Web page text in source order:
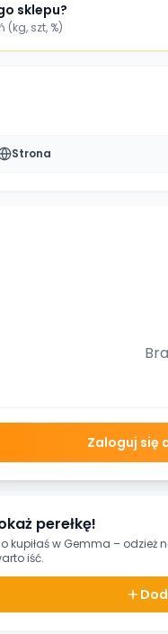
sklepu?
(kg, szt, %)
Strona
Zaloguj się
perełkę!
kupiłaś w Gemma – odzież
iść.